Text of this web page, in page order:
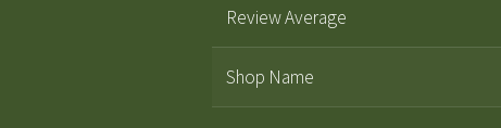
Review Average
Shop Name